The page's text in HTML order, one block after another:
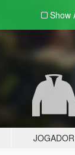
Show
JOGADOR